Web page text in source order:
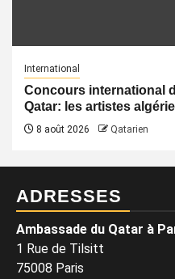
International
Concours international
Qatar: les artistes
8 août 2026 Qatarien
ADRESSES
Ambassade du Qatar à
1 Rue de Tilsitt
75008 Paris